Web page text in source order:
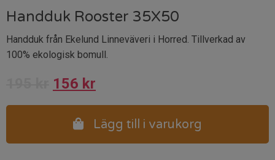
Handduk Rooster 35X50
Handduk från Ekelund Linneväveri i Horred. Tillverkad av
100% ekologisk bomull.
Det
ursprungliga
priset
156 kr
nuvarande
priset
Lägg till i varukorg